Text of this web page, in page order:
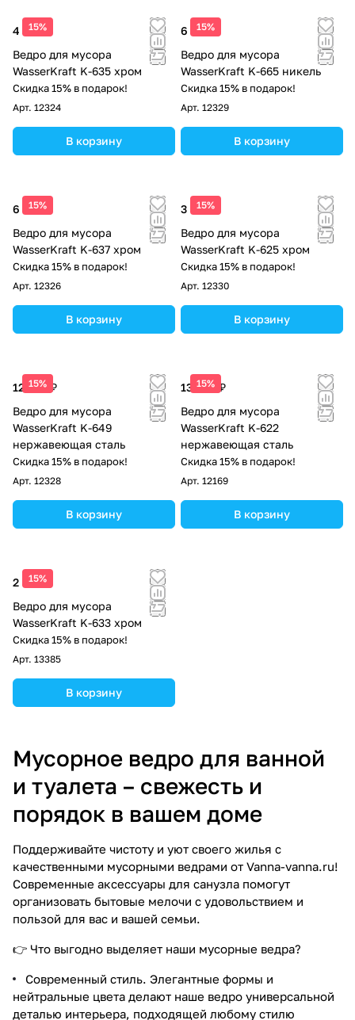
15%
4 340 ₽
Ведро для мусора
WasserKraft K-635 хром
Скидка 15% в подарок!
Арт. 12324
В корзину
15%
6 540 ₽
Ведро для мусора
WasserKraft K-665 никель
Скидка 15% в подарок!
Арт. 12329
В корзину
15%
6 020 ₽
Ведро для мусора
WasserKraft K-637 хром
Скидка 15% в подарок!
Арт. 12326
В корзину
15%
3 830 ₽
Ведро для мусора
WasserKraft K-625 хром
Скидка 15% в подарок!
Арт. 12330
В корзину
15%
12 160 ₽
Ведро для мусора
WasserKraft K-649
нержавеющая сталь
Скидка 15% в подарок!
Арт. 12328
В корзину
15%
13 380 ₽
Ведро для мусора
WasserKraft K-622
нержавеющая сталь
Скидка 15% в подарок!
Арт. 12169
В корзину
15%
2 880 ₽
Ведро для мусора
WasserKraft K-633 хром
Скидка 15% в подарок!
Арт. 13385
В корзину
Мусорное ведро для ванной
и туалета – свежесть и
порядок в вашем доме
Поддерживайте чистоту и уют своего жилья с
качественными мусорными ведрами от Vanna-vanna.ru!
Современные аксессуары для санузла помогут
организовать бытовые мелочи с удовольствием и
пользой для вас и вашей семьи.
👉 Что выгодно выделяет наши мусорные ведра?
Современный стиль. Элегантные формы и
нейтральные цвета делают наше ведро универсальной
деталью интерьера, подходящей любому стилю